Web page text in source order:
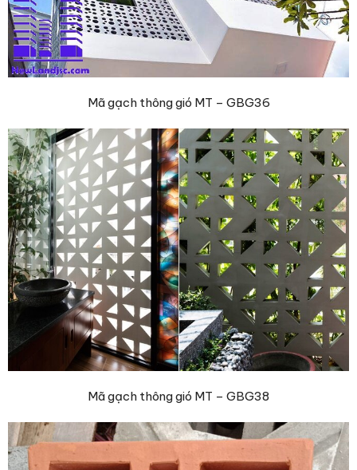
Mã gạch thông gió MT – GBG36
Mã gạch thông gió MT – GBG38